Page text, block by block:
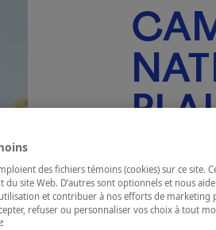
des fichiers témoins (cookies) sur ce site.
site Web. D’autres sont optionnels et nous
et contribuer à nos efforts de marketing
refuser ou personnaliser vos choix à tout
hyperlien s'ouvrira dans une nouvelle fenêtre.